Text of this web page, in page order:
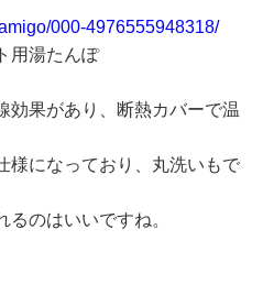
000-4976555948318/
用湯たんぽ
効果があり、断熱カバーで温
様になっており、丸洗いもで
のはいいですね。